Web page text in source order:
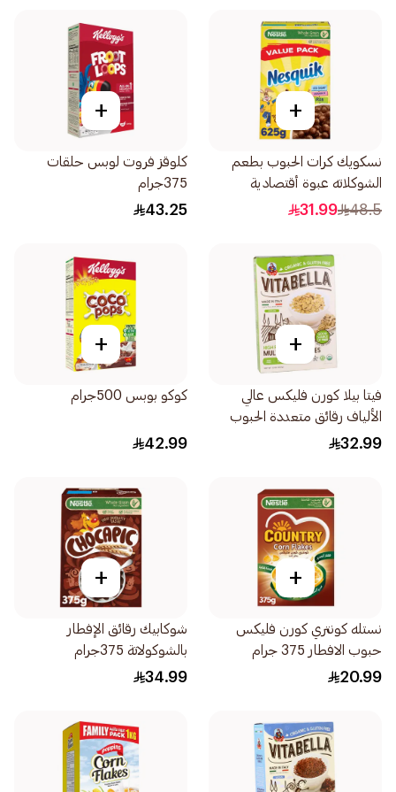
+
نسكويك كرات الحبوب بطعم
الشوكلاته عبوة أقتصادية
625جرام
48.5
31.99
+
كلوقز فروت لوبس حلقات
375جرام
43.25
+
فيتا بيلا كورن فليكس عالي
الألياف رقائق متعددة الحبوب
عضوي وخالي من الجلوتين
32.99
+
كوكو بوبس 500جرام
42.99
+
نستله كونتري كورن فليكس
حبوب الافطار 375 جرام
20.99
+
شوكابيك رقائق الإفطار
بالشوكولاتة 375جرام
34.99